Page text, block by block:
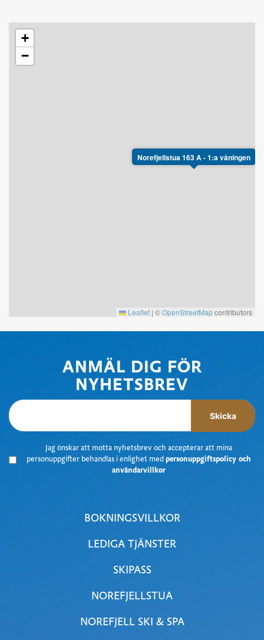
Norefjellstua 163 A - 1:a våningen
+
−
Leaflet | ©OpenStreetMapcontributors
ANMÄL DIG FÖR
NYHETSBREV
Jag önskar att motta nyhetsbrev och accepterar att mina
personuppgifter behandlas i enlighet med personuppgiftspolicy och
användarvillkor
Skicka
BOKNINGSVILLKOR
LEDIGA TJÄNSTER
SKIPASS
NOREFJELLSTUA
NOREFJELL SKI & SPA